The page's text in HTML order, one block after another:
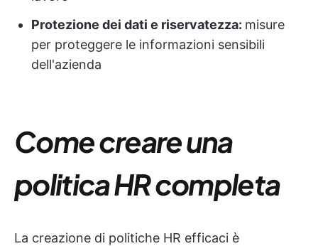
Protezione dei dati e riservatezza: misure
per proteggere le informazioni sensibili
dell'azienda
Come creare una
politica HR completa
La creazione di politiche HR efficaci è